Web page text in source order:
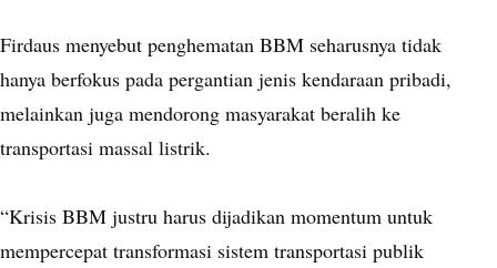
Firdaus menyebut penghematan BBM seharusnya tidak
hanya berfokus pada pergantian jenis kendaraan pribadi,
melainkan juga mendorong masyarakat beralih ke
transportasi massal listrik.
“Krisis BBM justru harus dijadikan momentum untuk
mempercepat transformasi sistem transportasi publik